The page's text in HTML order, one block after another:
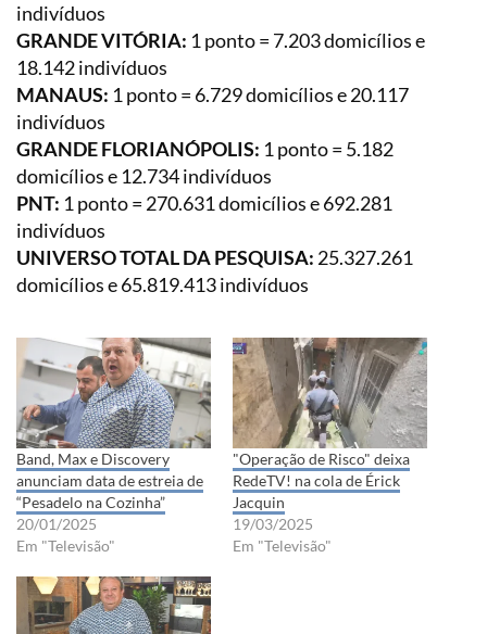
indivíduos
GRANDE VITÓRIA: 1 ponto = 7.203 domicílios e
18.142 indivíduos
MANAUS: 1 ponto = 6.729 domicílios e 20.117
indivíduos
GRANDE FLORIANÓPOLIS: 1 ponto = 5.182
domicílios e 12.734 indivíduos
PNT: 1 ponto = 270.631 domicílios e 692.281
indivíduos
UNIVERSO TOTAL DA PESQUISA: 25.327.261
domicílios e 65.819.413 indivíduos
Band, Max e Discovery
anunciam data de estreia de
“Pesadelo na Cozinha”
20/01/2025
Em "Televisão"
"Operação de Risco" deixa
RedeTV! na cola de Érick
Jacquin
19/03/2025
Em "Televisão"